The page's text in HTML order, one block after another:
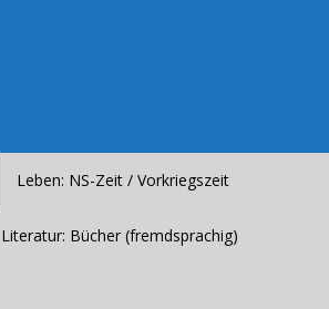
Leben: NS-Zeit / Vorkriegszeit
Literatur: Bücher (fremdsprachig)